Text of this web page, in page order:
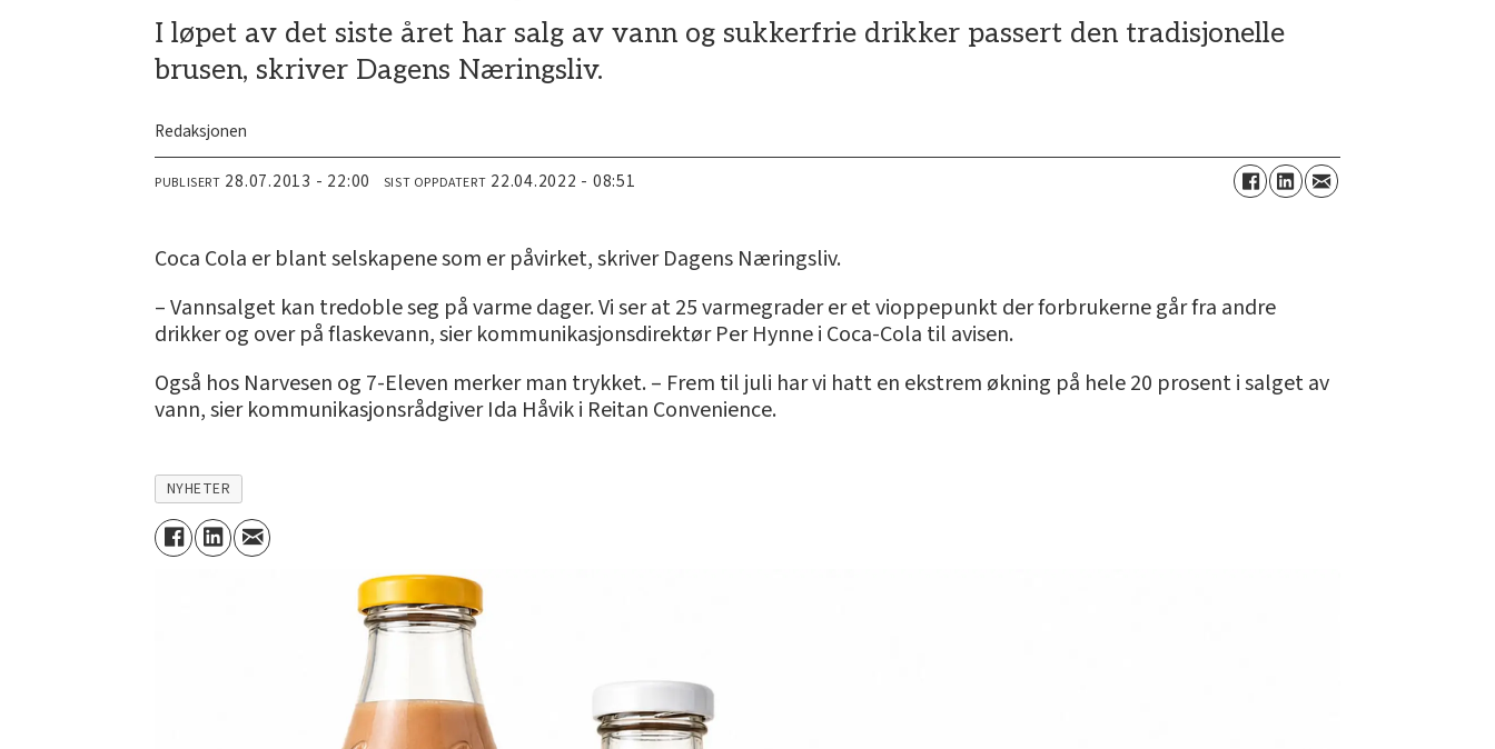
I løpet av det siste året har salg av vann og sukkerfrie drikker passert den tradisjonelle
brusen, skriver Dagens Næringsliv.
Redaksjonen
PUBLISERT 28.07.2013 - 22:00 SIST OPPDATERT 22.04.2022 - 08:51
Coca Cola er blant selskapene som er påvirket, skriver Dagens Næringsliv.
– Vannsalget kan tredoble seg på varme dager. Vi ser at 25 varmegrader er et vioppepunkt der forbrukerne går fra andre
drikker og over på flaskevann, sier kommunikasjonsdirektør Per Hynne i Coca-Cola til avisen.
Også hos Narvesen og 7-Eleven merker man trykket. – Frem til juli har vi hatt en ekstrem økning på hele 20 prosent i salget av
vann, sier kommunikasjonsrådgiver Ida Håvik i Reitan Convenience.
NYHETER